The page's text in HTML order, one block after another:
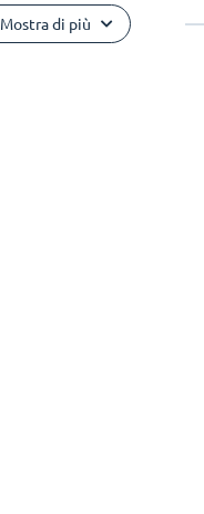
Mostra di più